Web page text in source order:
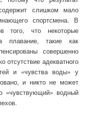
слишком мало
спортсмена. В
того, что некоторые
плавание, такие как
совершенно
отсутствие адекватного
и «чувства воды» у
и никто не может
«чувствующий» водный